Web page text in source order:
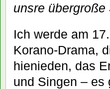
unsre übergroße
Ich werde am
Korano-Drama,
hienieden, das
und Singen – es